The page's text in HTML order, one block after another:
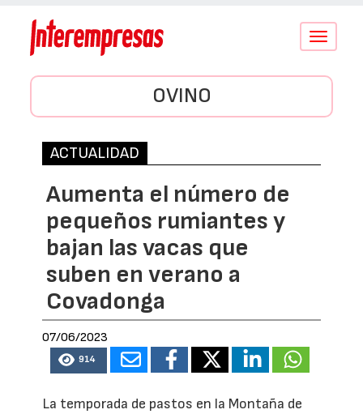
Conmutar
OVINO
ACTUALIDAD
Aumenta el número de
pequeños rumiantes y
bajan las vacas que
suben en verano a
Covadonga
07/06/2023
914
La temporada de pastos en la Montaña de